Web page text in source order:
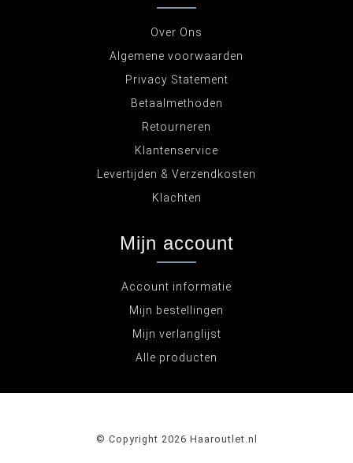
Over Ons
Algemene voorwaarden
Privacy Statement
Betaalmethoden
Retourneren
Klantenservice
Levertijden & Verzendkosten
Klachten
Mijn account
Account informatie
Mijn bestellingen
Mijn verlanglijst
Alle producten
© Copyright 2026 Haaroutlet.nl